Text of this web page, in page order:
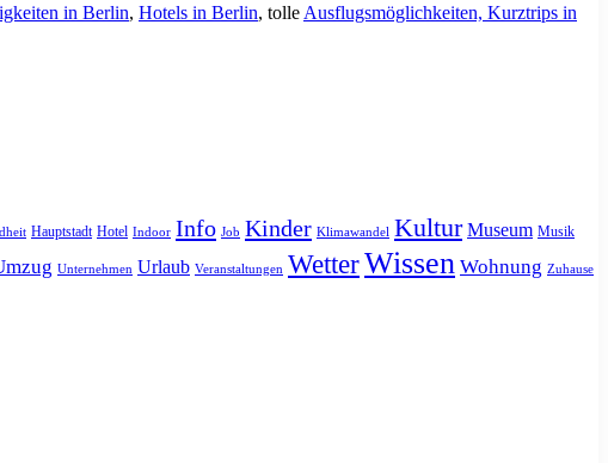
in Berlin, Hotels in Berlin, tolle Ausflugsmöglichkeiten, Kurztrips in
Hauptstadt Hotel Indoor Info Job Kinder Klimawandel Kultur Museum Musik
Unternehmen Urlaub Veranstaltungen WetterWissen Wohnung Zuhause